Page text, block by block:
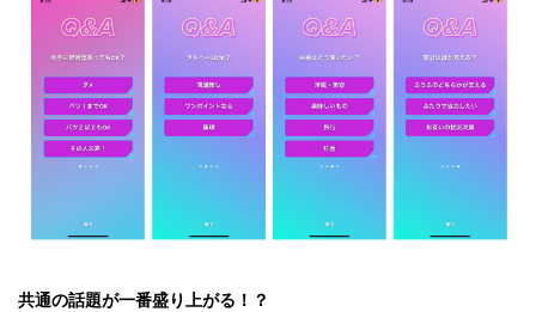
共通の話題が一番盛り上がる！？